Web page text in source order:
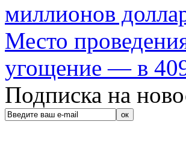
миллионов
Место
угощение — в
Подписка на